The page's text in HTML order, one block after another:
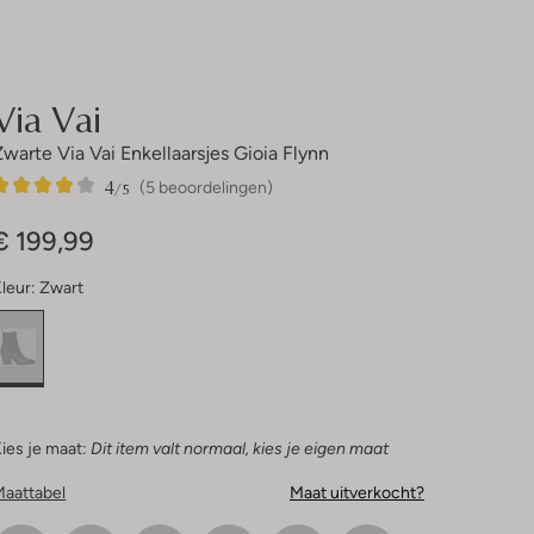
Vai
Via Vai Enkellaarsjes Gioia Flynn
(5 beoordelingen)
4/5
199,99
Zwart
je maat: Dit item valt normaal, kies je eigen maat
Maat uitverkocht?